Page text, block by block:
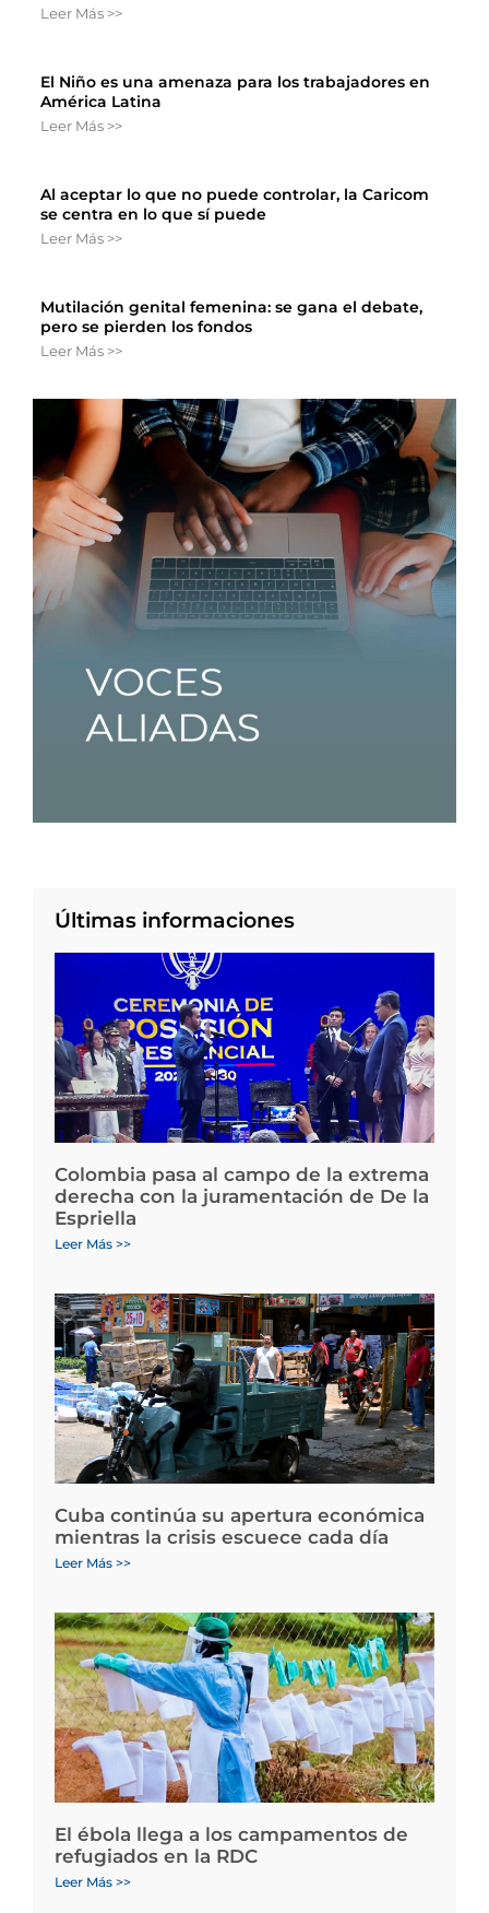
Leer Más >>
El Niño es una amenaza para los trabajadores en
América Latina
Leer Más >>
Al aceptar lo que no puede controlar, la Caricom
se centra en lo que sí puede
Leer Más >>
Mutilación genital femenina: se gana el debate,
pero se pierden los fondos
Leer Más >>
Últimas informaciones
Colombia pasa al campo de la extrema
derecha con la juramentación de De la
Espriella
Leer Más >>
Cuba continúa su apertura económica
mientras la crisis escuece cada día
Leer Más >>
El ébola llega a los campamentos de
refugiados en la RDC
Leer Más >>